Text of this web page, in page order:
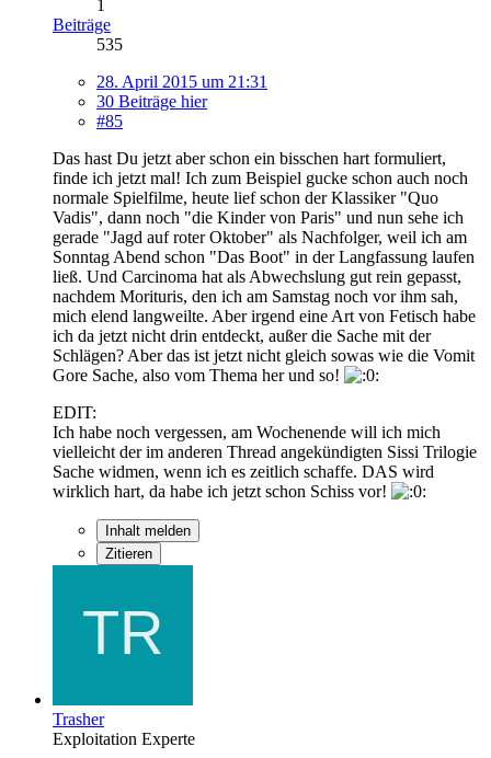
1
Beiträge
535
28. April 2015 um 21:31
30 Beiträge hier
#85
Das hast Du jetzt aber schon ein bisschen hart formuliert,
finde ich jetzt mal! Ich zum Beispiel gucke schon auch noch
normale Spielfilme, heute lief schon der Klassiker "Quo
Vadis", dann noch "die Kinder von Paris" und nun sehe ich
gerade "Jagd auf roter Oktober" als Nachfolger, weil ich am
Sonntag Abend schon "Das Boot" in der Langfassung laufen
ließ. Und Carcinoma hat als Abwechslung gut rein gepasst,
nachdem Morituris, den ich am Samstag noch vor ihm sah,
mich elend langweilte. Aber irgend eine Art von Fetisch habe
ich da jetzt nicht drin entdeckt, außer die Sache mit der
Schlägen? Aber das ist jetzt nicht gleich sowas wie die Vomit
Gore Sache, also vom Thema her und so!
EDIT:
Ich habe noch vergessen, am Wochenende will ich mich
vielleicht der im anderen Thread angekündigten Sissi Trilogie
Sache widmen, wenn ich es zeitlich schaffe. DAS wird
wirklich hart, da habe ich jetzt schon Schiss vor!
Inhalt melden
Zitieren
Trasher
Exploitation Experte